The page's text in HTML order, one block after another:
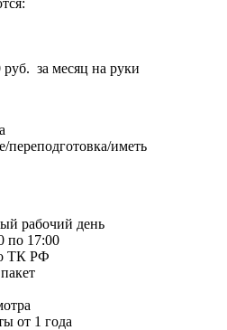
руб. за месяц на руки
переподготовка/иметь
рабочий день
по 17:00
ТК РФ
от 1 года